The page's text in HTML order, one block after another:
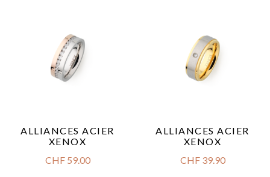
ALLIANCES ACIER
XENOX
CHF59.00
ALLIANCES ACIER
XENOX
CHF39.90